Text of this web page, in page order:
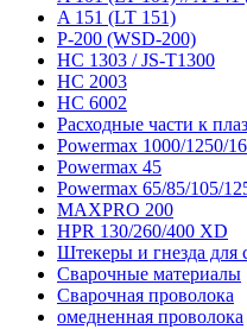
A 151 (LT 151)
P-200 (WSD-200)
HC 1303 / JS-T1300
HC 2003
HC 6002
Расходные части к
Powermax 1000/1250/
Powermax 45
Powermax 65/85/105/
MAXPRO 200
HPR 130/260/400 XD
Штекеры и гнезда для
Сварочные материалы
Сварочная проволока
омедненная проволока